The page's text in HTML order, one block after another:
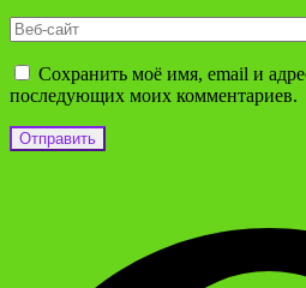
Сохранить моё имя, email и
последующих моих комментариев.